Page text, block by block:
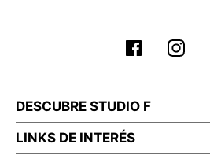
DESCUBRE STUDIO F
LINKS DE INTERÉS